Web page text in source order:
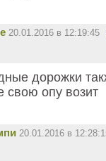
20.01.2016 в 12:19:45
дорожки
свою опу возит
20.01.2016 в